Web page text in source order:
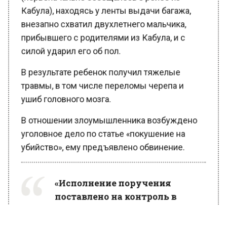
Кабула), находясь у ленты выдачи багажа,
внезапно схватил двухлетнего мальчика,
прибывшего с родителями из Кабула, и с
силой ударил его об пол.
В результате ребенок получил тяжелые
травмы, в том числе переломы черепа и
ушиб головного мозга.
В отношении злоумышленника возбуждено
уголовное дело по статье «покушение на
убийство», ему предъявлено обвинение.
«Исполнение поручения
поставлено на контроль в